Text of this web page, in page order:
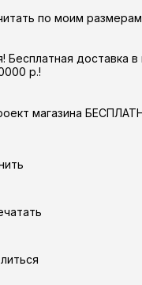
по моим размерам
Бесплатная доставка
р.!
магазина